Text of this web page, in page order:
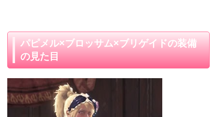
パピメル×ブロッサム×ブリゲイドの装備
の見た目